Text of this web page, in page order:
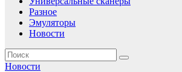
Разное
Эмуляторы
Новости
Новости